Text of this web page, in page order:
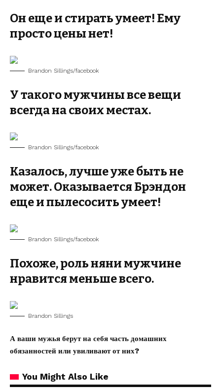
Он еще и стирать умеет! Ему
просто цены нет!
Brandon Sillings/facebook
У такого мужчины все вещи
всегда на своих местах.
Brandon Sillings/facebook
Казалось, лучше уже быть не
может. Оказывается Брэндон
еще и пылесосить умеет!
Brandon Sillings/facebook
Похоже, роль няни мужчине
нравится меньше всего.
Brandon Sillings
А ваши мужья берут на себя часть домашних
обязанностей или увиливают от них?
You Might Also Like